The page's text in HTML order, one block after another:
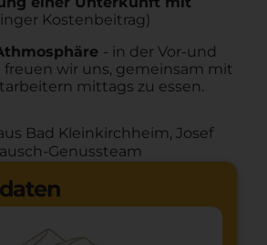
Kostenbeitrag)
- in der Vor-und
freuen wir uns, gemeinsam mit
mittags zu essen.
Bad Kleinkirchheim, Josef
Genussteam